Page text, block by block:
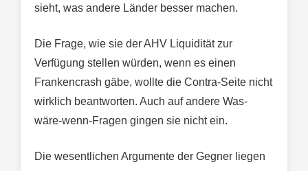
sieht, was andere Länder besser machen.
Die Frage, wie sie der AHV Liquidität zur
Verfügung stellen würden, wenn es einen
Frankencrash gäbe, wollte die Contra-Seite nicht
wirklich beantworten. Auch auf andere Was-
wäre-wenn-Fragen gingen sie nicht ein.
Die wesentlichen Argumente der Gegner liegen